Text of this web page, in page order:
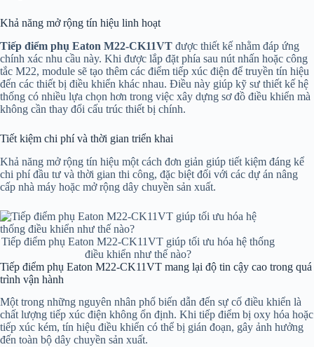
Khả năng mở rộng tín hiệu linh hoạt
Tiếp điểm phụ Eaton M22-CK11VT được thiết kế nhằm đáp ứng
chính xác nhu cầu này. Khi được lắp đặt phía sau nút nhấn hoặc công
tắc M22, module sẽ tạo thêm các điểm tiếp xúc điện để truyền tín hiệu
đến các thiết bị điều khiển khác nhau. Điều này giúp kỹ sư thiết kế hệ
thống có nhiều lựa chọn hơn trong việc xây dựng sơ đồ điều khiển mà
không cần thay đổi cấu trúc thiết bị chính.
Tiết kiệm chi phí và thời gian triển khai
Khả năng mở rộng tín hiệu một cách đơn giản giúp tiết kiệm đáng kể
chi phí đầu tư và thời gian thi công, đặc biệt đối với các dự án nâng
cấp nhà máy hoặc mở rộng dây chuyền sản xuất.
Tiếp điểm phụ Eaton M22-CK11VT giúp tối ưu hóa hệ thống
điều khiển như thế nào?
Tiếp điểm phụ Eaton M22-CK11VT mang lại độ tin cậy cao trong quá
trình vận hành
Một trong những nguyên nhân phổ biến dẫn đến sự cố điều khiển là
chất lượng tiếp xúc điện không ổn định. Khi tiếp điểm bị oxy hóa hoặc
tiếp xúc kém, tín hiệu điều khiển có thể bị gián đoạn, gây ảnh hưởng
đến toàn bộ dây chuyền sản xuất.